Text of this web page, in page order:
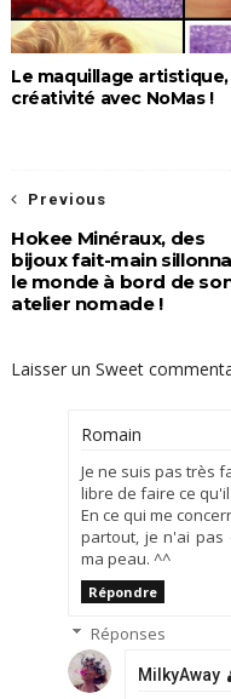
Le maquillage
créativité avec NoMas !
Previous
Hokee Minéraux, des
bijoux fait-main
le monde à bord de
atelier nomade !
Laisser un Sweet
Romain
Je ne suis pas très
libre de faire ce
En ce qui me
partout, je n'ai pas
ma peau. ^^
Répondre
Réponses
MilkyAway